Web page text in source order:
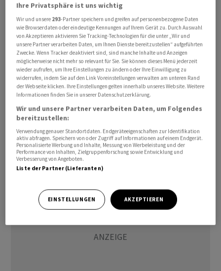
Zwei-Wochen-Hoch der Aktie.
Rückenwind kommt aktuell von derDeutschen Bank
(DB). Deren zuständiger Analyst stuft die Titel des von
CEO Miljan Gutovic geführten Unternehmens weiterhin
mit «Buy» ein. Das Kursziel steigt von 85 auf 88 Franken.
Weder das alte noch das neue Kursziel hatten die Aktien
vonHolcimjemals erreicht, womit der DB-Experte die
Zuversicht auf ein Allzeithoch nun weiter verstärkt und
so auch den generellen Optimismus unter den
Analysten übertrifft. Im Schnitt trauen die von AWP
erfassten Experten der Aktie von Holcim 82 Franken zu.
Die Kaufempfehlungen überwiegen klar.
Ihre Privatsphäre ist uns wichtig
Wir und unsere 293-Partner speichern und greifen auf personenbezogene Daten
wie Browserdaten oder eindeutige Kennungen auf Ihrem Gerät zu. Durch Auswahl
von Akzeptieren aktivieren Sie Tracking-Technologien für die unter „Wir und
unsere Partner verarbeiten Daten, um Ihnen Dienste bereitzustellen“ aufgeführten
Zwecke. Wenn Tracker deaktiviert sind, sind manche Inhalte und Anzeigen
möglicherweise nicht mehr so relevant für Sie. Sie können dieses Menü jederzeit
wieder aufrufen, um Ihre Einstellungen zu ändern oder Ihre Einwilligung zu
widerrufen, indem Sie auf den Link Voreinstellungen verwalten am unteren Rand
der Webseite klicken. Ihre Einstellungen gelten innerhalb unseres Website. Weitere
Informationen finden Sie in unserer Datenschutzerklärung.
Wir und unsere Partner verarbeiten Daten, um Folgendes
bereitzustellen:
Verwendung genauer Standortdaten. Endgeräteeigenschaften zur Identifikation
aktiv abfragen. Speichern von oder Zugriff auf Informationen auf einem Endgerät.
Personalisierte Werbung und Inhalte, Messung von Werbeleistung und der
Performance von Inhalten, Zielgruppenforschung sowie Entwicklung und
Verbesserung von Angeboten.
Liste der Partner (Lieferanten)
EINSTELLUNGEN AKZEPTIEREN